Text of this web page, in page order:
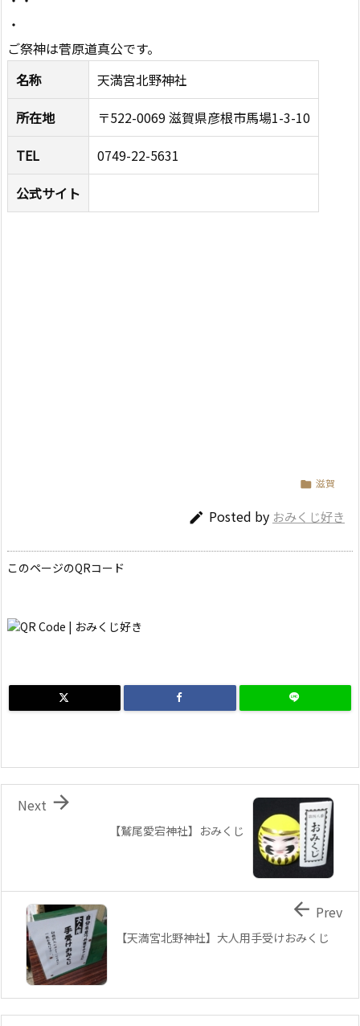
・
ご祭神は菅原道真公です。
名称
天満宮北野神社
所在地
〒522-0069 滋賀県彦根市馬場1-3-10
TEL
0749-22-5631
公式サイト
 滋賀
 Posted by おみくじ好き
このページのQRコード
【鷲尾愛宕神社】おみくじ

Next
【天満宮北野神社】大人用手受けおみくじ
 Prev